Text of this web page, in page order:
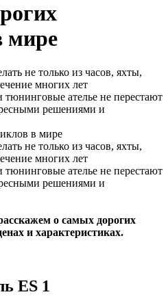
мире
не только из часов, яхты,
многих лет
ателье не перестают
решениями и
не только из часов, яхты,
многих лет
ателье не перестают
решениями и
о самых дорогих
и характеристиках.
ES 1